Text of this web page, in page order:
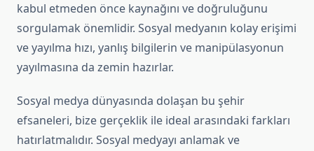
kabul etmeden önce kaynağını ve doğruluğunu
sorgulamak önemlidir. Sosyal medyanın kolay erişimi
ve yayılma hızı, yanlış bilgilerin ve manipülasyonun
yayılmasına da zemin hazırlar.
Sosyal medya dünyasında dolaşan bu şehir
efsaneleri, bize gerçeklik ile ideal arasındaki farkları
hatırlatmalıdır. Sosyal medyayı anlamak ve